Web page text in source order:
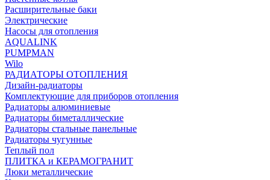
Расширительные баки
Электрические
Насосы для отопления
AQUALINK
PUMPMAN
Wilo
РАДИАТОРЫ ОТОПЛЕНИЯ
Дизайн-радиаторы
Комплектующие для приборов отопления
Радиаторы алюминиевые
Радиаторы биметаллические
Радиаторы стальные панельные
Радиаторы чугунные
Теплый пол
ПЛИТКА и КЕРАМОГРАНИТ
Люки металлические